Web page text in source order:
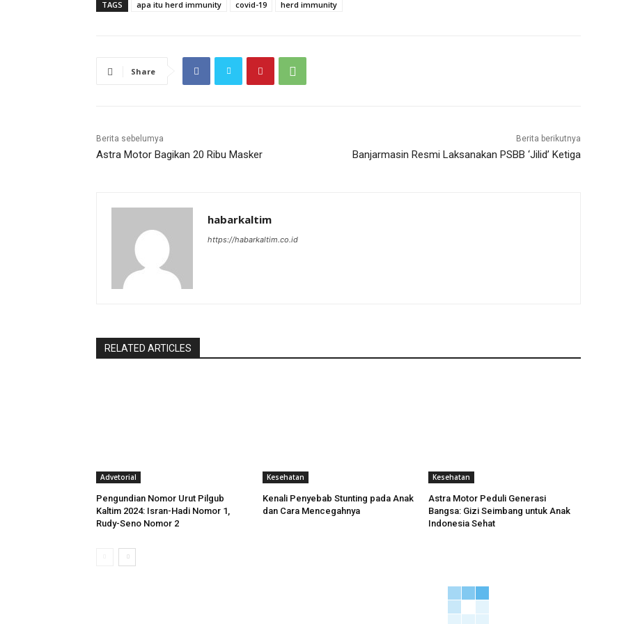
TAGS apa itu herd immunity covid-19 herd immunity
Share
Berita sebelumya
Astra Motor Bagikan 20 Ribu Masker
Berita berikutnya
Banjarmasin Resmi Laksanakan PSBB ‘Jilid’ Ketiga
habarkaltim
https://habarkaltim.co.id
RELATED ARTICLES
Advetorial
Pengundian Nomor Urut Pilgub
Kaltim 2024: Isran-Hadi Nomor 1,
Rudy-Seno Nomor 2
Kesehatan
Kenali Penyebab Stunting pada Anak
dan Cara Mencegahnya
Kesehatan
Astra Motor Peduli Generasi
Bangsa: Gizi Seimbang untuk Anak
Indonesia Sehat